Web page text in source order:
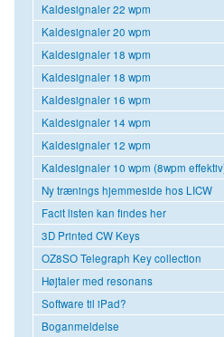
Kaldesignaler 22 wpm
Kaldesignaler 20 wpm
Kaldesignaler 18 wpm
Kaldesignaler 18 wpm
Kaldesignaler 16 wpm
Kaldesignaler 14 wpm
Kaldesignaler 12 wpm
Kaldesignaler 10 wpm (8wpm
Ny trænings hjemmeside hos LICW
Facit listen kan findes her
3D Printed CW Keys
OZ8SO Telegraph Key collection
Højtaler med resonans
Software til iPad?
Boganmeldelse